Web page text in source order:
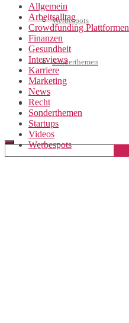
Werbespots
Sonderthemen
Geschäftskonto eröffnen
Allgemein
Arbeitsalltag
Crowdfunding Plattformen
Finanzen
Gesundheit
Interviews
Karriere
Marketing
News
Recht
Sonderthemen
Startups
Videos
Werbespots